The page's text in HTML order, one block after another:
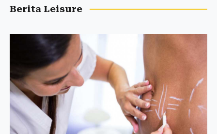
Berita Leisure